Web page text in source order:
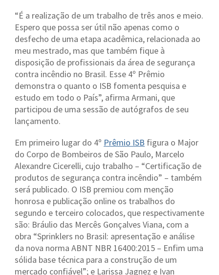
“É a realização de um trabalho de três anos e meio.
Espero que possa ser útil não apenas como o
desfecho de uma etapa acadêmica, relacionada ao
meu mestrado, mas que também fique à
disposição de profissionais da área de segurança
contra incêndio no Brasil. Esse 4º Prêmio
demonstra o quanto o ISB fomenta pesquisa e
estudo em todo o País”, afirma Armani, que
participou de uma sessão de autógrafos de seu
lançamento.
Em primeiro lugar do 4º Prêmio ISB figura o Major
do Corpo de Bombeiros de São Paulo, Marcelo
Alexandre Cicerelli, cujo trabalho – “Certificação de
produtos de segurança contra incêndio” – também
será publicado. O ISB premiou com menção
honrosa e publicação online os trabalhos do
segundo e terceiro colocados, que respectivamente
são: Bráulio das Mercês Gonçalves Viana, com a
obra “Sprinklers no Brasil: apresentação e análise
da nova norma ABNT NBR 16400:2015 – Enfim uma
sólida base técnica para a construção de um
mercado confiável”; e Larissa Jagnez e Ivan